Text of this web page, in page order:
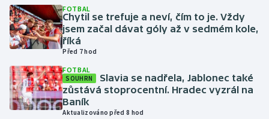
Judo
Krasobruslení
Lezení
Lyže a snowboard
FOTBAL
Chytil se trefuje a neví, čím to je. Vždy
jsem začal dávat góly až v sedmém kole,
říká
Před 7 hod
FOTBAL
SOUHRN
Slavia se nadřela, Jablonec také
zůstává stoprocentní. Hradec vyzrál na
Baník
Aktualizováno před 8 hod